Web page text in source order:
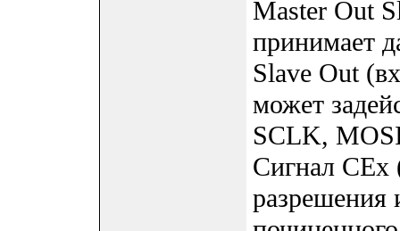
Master Out
принимает
Slave Out
может
SCLK,
Сигнал CEx
разрешения